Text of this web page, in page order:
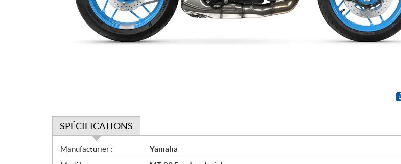
SPÉCIFICATIONS
S
p
Manufacturier :
Yamaha